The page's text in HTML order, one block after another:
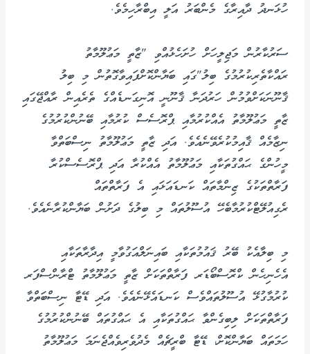
ހުޅަނދު ދާއިރާގެ މެންބަރު އަލީ އިބްރާހިމެވެ.
ސަރުކާރުން މަޖިލީހަށް ހުށަހެޅުއްވި "ޒާތީ މަޢުލޫމާތު
ރައްކާތެރިކުރުމުގެ ބިލު"ގައި ބަޔާންކޮށްފައިވާގޮތުން މި ބިލު
ޤާނޫނަކަށްވުމުން ހަރުދަނާ ޤާނޫނީ އޮނިގަނޑެއްގެ ތެރެއިން ރާއްޖޭގައި
ޒާތީ މަޢުލޫމާތު އެއްކުރުމާއި ޕްރޮސެސް ކުރުމާއި ބޭނުންކުރުމުގެ
ނިޒާމެއް ޤާއިމުކުރެވޭނެއެވެ. އަދި ޒާތީ މަޢުލޫމާތު ނިސްބަތްވާ
މީހުންގެ ޙައްގުތަކާއި މަޢުލޫމާތު އެއްކުރާ އަދި ޕްރޮސެސްކުރާ
ފަރާތްތަކުގެ ޒިންމާތައް ކަނޑައަޅައި އެ ފަރާތްތައް
ރެގިއުލޭޓްކުރުމާބެހޭ އުސޫލުތައް މި ބިލުގެ ދަށުން ބަޔާންކުރާނެއެވެ.
މި ބިލާއެކު ބޭރު ޤައުމުތަކާއި ބައިނަލްއަގުވާމީ އިދާރާތަކާއި
އެހެނިހެން ކްރޮސްބޯޑަރ ފަރާތްތަކަށް ޒާތީ މަޢުލޫމާތު ޓްރާންސްފަރ
ކުރުމާގުޅޭ އުސޫލުތައްވެސް ކަނޑައެޅޭނެއެވެ. އަދި ޑޭޓާ ނިސްބަތްވާ
ފަރާތްތަކަށް ލިބިގެންވާ ޙައްގުތަކާއި އެ ޙައްގުތައް ބޭނުންކުރުމުގެ
ހަމަތައް ބަޔާންކޮށް، ޑޭޓާ ބްރީޗެއް މެދުވެރިވެއްޖެނަމަ މަޢުލޫމާތު